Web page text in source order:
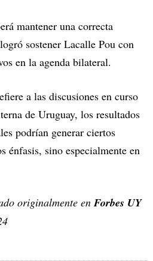
mantener una correcta
sostener Lacalle Pou con
en la agenda bilateral.
a las discusiones en curso
de Uruguay, los resultados
podrían generar ciertos
énfasis, sino especialmente en
originalmente enForbes UY